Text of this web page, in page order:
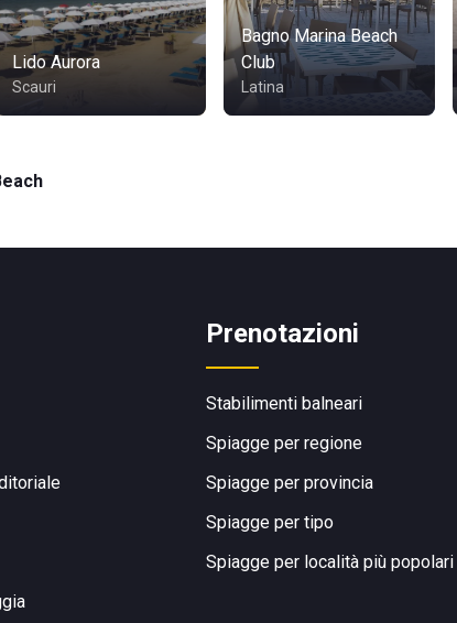
Lido Aurora
Scauri
Bagno Marina Beach
Club
Latina
Prenotazioni
Stabilimenti balneari
Spiagge per regione
Spiagge per provincia
Spiagge per tipo
Spiagge per località più popolari